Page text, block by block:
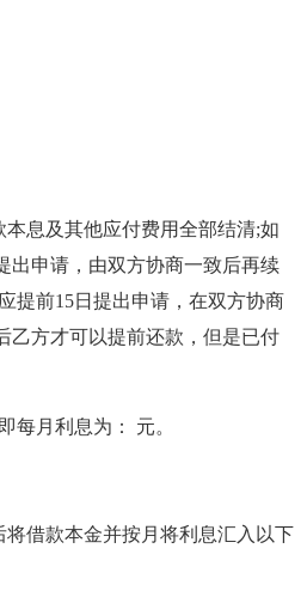
息及其他应付费用全部结清;如
出申请，由双方协商一致后再续
提前15日提出申请，在双方协商
乙方才可以提前还款，但是已付
每月利息为： 元。
将借款本金并按月将利息汇入以下